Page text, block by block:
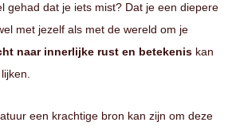
gehad dat je iets mist? Dat je een diepere
met jezelf als met de wereld om je
naar innerlijke rust en betekenis kan
een krachtige bron kan zijn om deze